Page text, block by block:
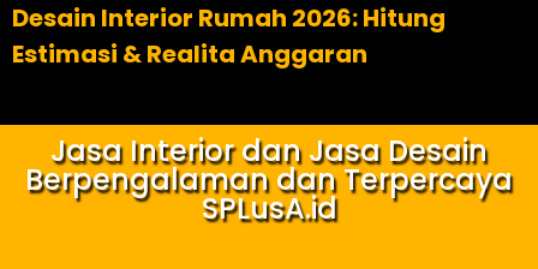
Desain Interior Rumah 2026: Hitung
Estimasi & Realita Anggaran
Jasa Interior dan Jasa Desain
Berpengalaman dan Terpercaya
SPLusA.id